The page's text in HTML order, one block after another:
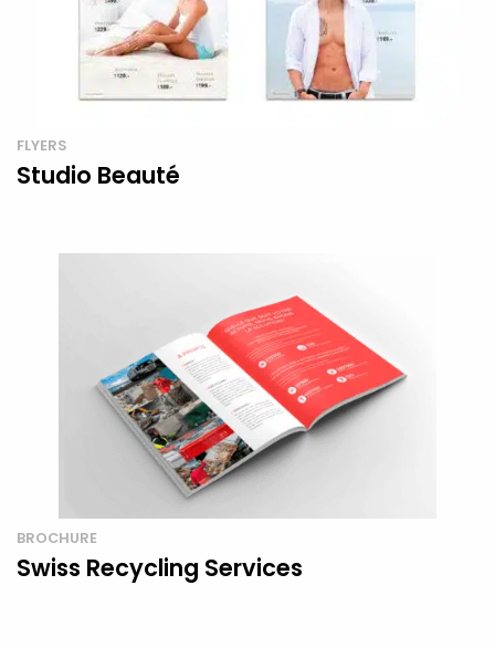
FLYERS
Studio Beauté
BROCHURE
Swiss Recycling Services